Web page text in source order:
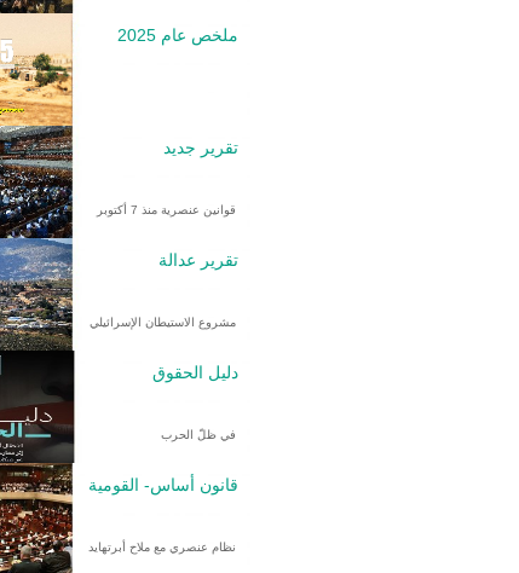
ملخص عام 2025
تقرير جديد
قوانين عنصرية منذ 7 أكتوبر
تقرير عدالة
مشروع الاستيطان الإسرائيلي
دليل الحقوق
في ظلّ الحرب
قانون أساس- القومية
نظام عنصري مع ملاح أبرتهايد